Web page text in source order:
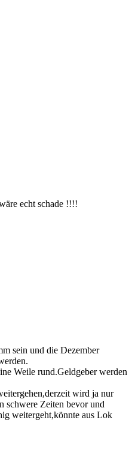
echt schade !!!!
sein und die Dezember
Weile rund.Geldgeber werden
wird ja nur
schwere Zeiten bevor und
weitergeht,könnte aus Lok